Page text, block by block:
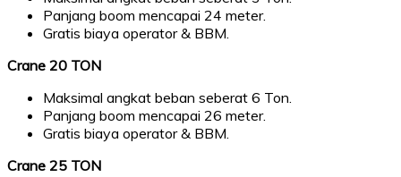
Panjang boom mencapai 24 meter.
Gratis biaya operator & BBM.
Crane 20 TON
Maksimal angkat beban seberat 6 Ton.
Panjang boom mencapai 26 meter.
Gratis biaya operator & BBM.
Crane 25 TON